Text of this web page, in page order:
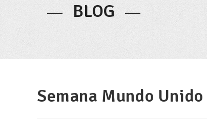
BLOG
Semana Mundo